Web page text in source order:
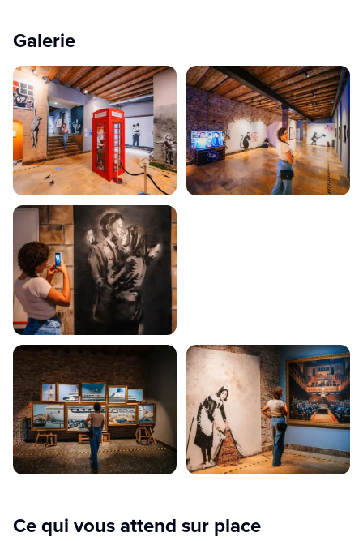
Galerie
Ce qui vous attend sur place